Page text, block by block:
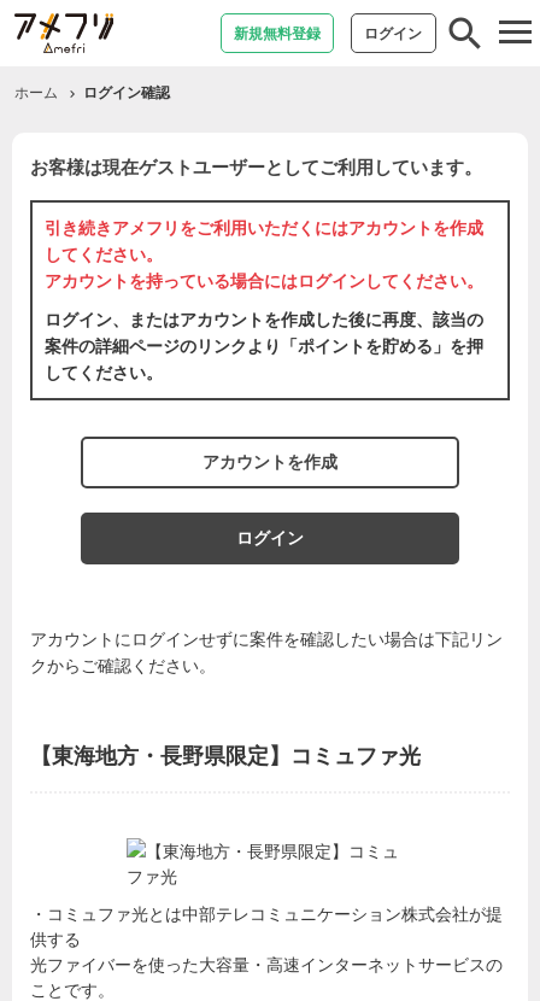
新規無料登録 ログイン
ホーム ログイン確認
お客様は現在ゲストユーザーとしてご利用しています。
引き続きアメフリをご利用いただくにはアカウントを作成
してください。
アカウントを持っている場合にはログインしてください。
ログイン、またはアカウントを作成した後に再度、該当の
案件の詳細ページのリンクより「ポイントを貯める」を押
してください。
アカウントを作成
ログイン
アカウントにログインせずに案件を確認したい場合は下記リン
クからご確認ください。
【東海地方・長野県限定】コミュファ光
・コミュファ光とは中部テレコミュニケーション株式会社が提
供する
光ファイバーを使った大容量・高速インターネットサービスの
ことです。